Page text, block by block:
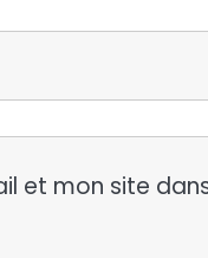
et mon site